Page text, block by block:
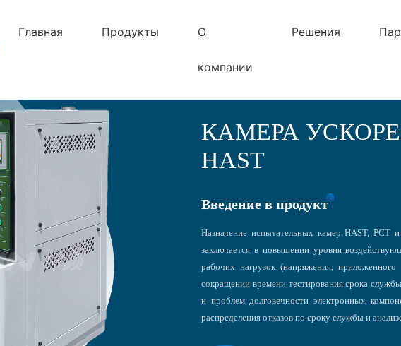
Главная Продукты О
компании
Решения
КАМЕРА
HAST
Введение в продукт
Назначение испытательных камер HAST,
заключается в повышении уровня
рабочих нагрузок (напряжения,
сокращении времени тестирования срока
и проблем долговечности электронных
распределения отказов по сроку службы и